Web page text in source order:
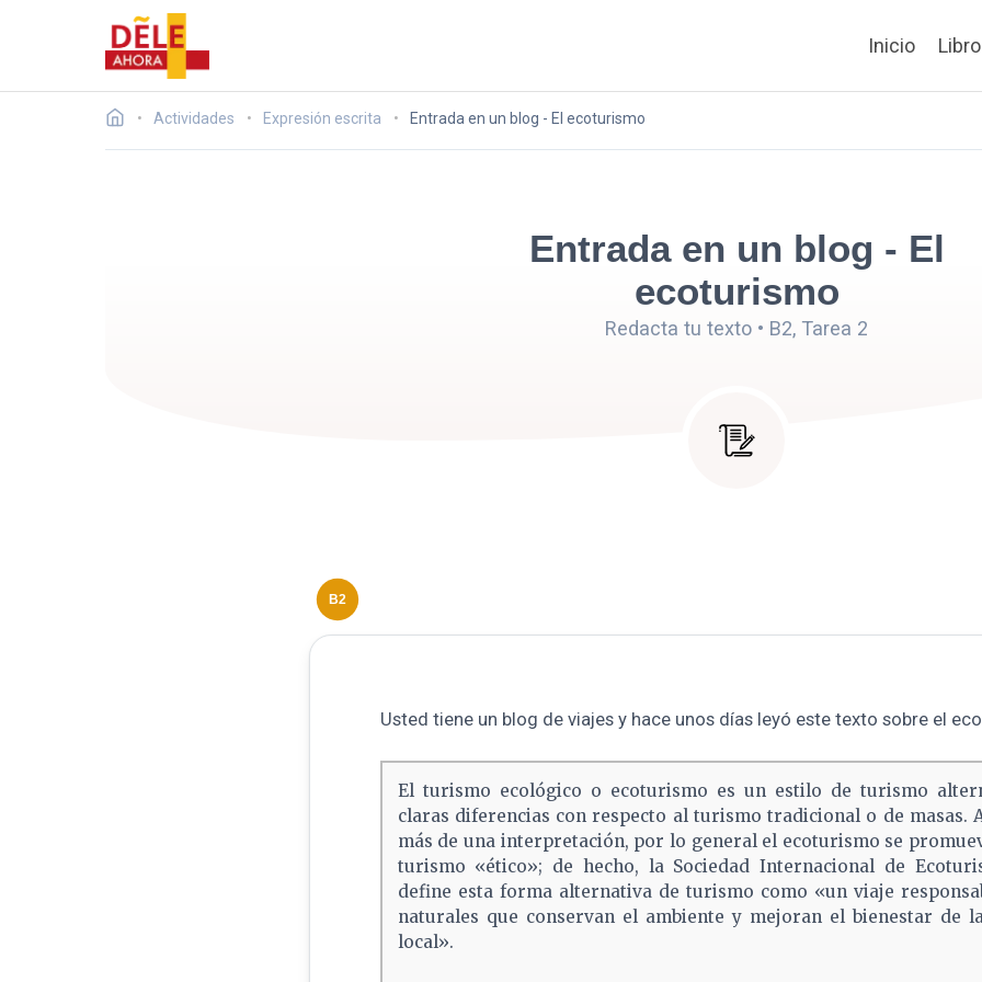
Inicio
Actividades Expresión escrita Entrada en un blog - El ecoturismo
Entrada en un blog - El
ecoturismo
Redacta tu texto • B2, Tarea 2
B2
Usted tiene un blog de viajes y hace unos días leyó este texto sobre el
El turismo ecológico o ecoturismo es un estilo de turismo
claras diferencias con respecto al turismo tradicional o de masas.
más de una interpretación, por lo general el ecoturismo se
turismo «ético»; de hecho, la Sociedad Internacional de
define esta forma alternativa de turismo como «un viaje
naturales que conservan el ambiente y mejoran el bienestar de
local».